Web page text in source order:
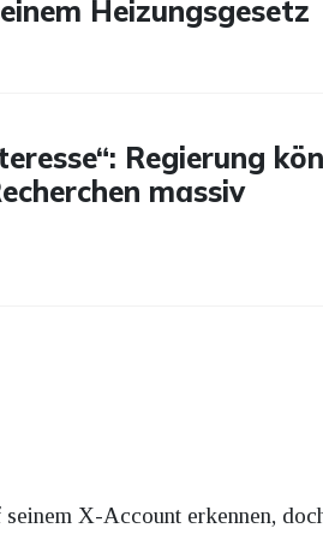
Heizungsgesetz
Regierung
massiv
X-Account erkennen,